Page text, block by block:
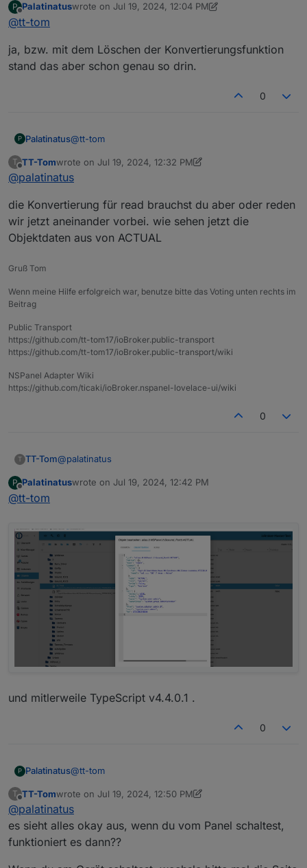
Nein. Hast du die Objektdaten mal angepasst wie ich
P
Offline
Palatinatuswrote on Jul 19, 2024, 12:04 PM
last edited by PalatinatusJul 19, 2024, 2:04 PM
@tt-tom
ja, bzw. mit dem Löschen der Konvertierungsfunktion
stand das aber schon genau so drin.
0
P Palatinatus@tt-tom
ja, bzw. mit dem Löschen der
Konvertierungsfunktion stand das aber schon
T
Offline
TT-Tomwrote on Jul 19, 2024, 12:32 PM
last edited by TT-TomJul 19, 2024, 2:32 PM
@palatinatus
die Konvertierung für read brauchst du aber oder reden
wir jetzt aneinander vorbei. wie sehen jetzt die
Objektdaten aus von ACTUAL
Gruß Tom
Wenn meine Hilfe erfolgreich war, benutze bitte das Voting unten rechts im
Beitrag
Public Transport
https://github.com/tt-tom17/ioBroker.public-transport
https://github.com/tt-tom17/ioBroker.public-transport/wiki
NSPanel Adapter Wiki
https://github.com/ticaki/ioBroker.nspanel-lovelace-ui/wiki
0
T TT-Tom@palatinatus
die Konvertierung für read brauchst du aber oder
P
Offline
Palatinatuswrote on Jul 19, 2024, 12:42 PM
last edited by
@tt-tom
und mitlerweile TypeScript v4.4.0.1 .
0
P Palatinatus@tt-tom
T
Offline
TT-Tomwrote on Jul 19, 2024, 12:50 PM
last edited by TT-TomJul 19, 2024, 2:50 PM
@palatinatus
es sieht alles okay aus, wenn du vom Panel schaltest,
funktioniert es dann??